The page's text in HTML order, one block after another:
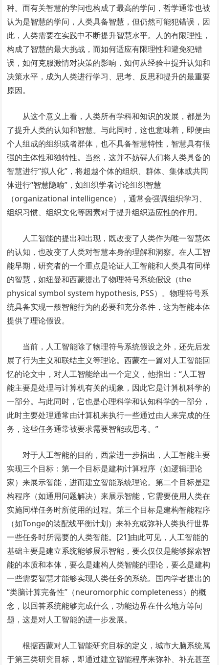
种。而有关智慧的学问也构成了最高的学问，哲学通常也被
认为是智慧的学问，人类具备智慧，但仍然可能犯错误，因
此，人类需要在实践中不断提升智慧水平。人的有限理性，
构成了智慧的最大挑战，而如何适应有限理性和避免犯错
误，如何克服激情对决策的影响，如何从经验中提升认知和
决策水平，成为人类进行学习、思考、反思和提升的最重要
原因。
从这个意义上看，人类所有学科和知识的发展，都是为
了提升人类的认知和智慧。与此同时，这也意味着，即便由
个人组成的组织或者群体，也不具备智慧特性，智慧具有很
强的主体性和独特性。当然，这并不妨碍人们将人类具备的
智慧进行“拟人化”，将超越个体的组织、群体、集体或共同
体进行“智慧隐喻”，如组织学者讨论组织智慧
（organizational intelligence），通常会强调组织学习、
组织习惯、组织文化等因素对于提升组织适应性的作用。
人工智能的提出和出现，既改变了人类作为唯一智慧体
的认知，也改变了人类对智慧本身的理解和洞察。在人工智
能早期，研究者的一个重点是论证人工智能和人类具有同样
的智慧，如纽曼和西蒙提出了物理符号系统假设（the
physical symbol system hypothesis, PSS）。物理符号系
统具备实现一般智能行为的必要和充分条件，这为智能本体
提供了理论假设。
当前，人工智能除了物理符号系统假设之外，还先后发
展了行为主义和联结主义等理论。西蒙在一篇对人工智能回
忆的论文中，对人工智能给出一个定义，他指出：“人工智
能主要是处理与计算机有关的现象，因此它是计算机科学的
一部分。与此同时，它也是心理科学和认知科学的一部分，
此时主要处理通常由计算机来执行一些通过由人来完成的任
务，这些任务通常被要求需要智能或思考。”
对于人工智能的目的，西蒙进一步指出，人工智能主要
实现三个目标：第一个目标是建构计算程序（如逻辑理论
家）来展示智能，进而建立智能系统理论。第二个目标是建
构程序（如通用问题解决）来展示智能，它需要使用人类在
实施同样任务时所使用的过程。第三个目标是建构智能程序
（如Tonge的装配线平衡计划）来补充或弥补人类执行世界
一些任务时所需要的人类智能。[21]由此可见，人工智能的
基础主要是建立系统能够展示智能，要么仅仅是能够探索智
能的本质和本体，要么是建构人类智能的理论，要么是建构
一些需要智慧才能够实现人类任务的系统。国内学者提出的
“类脑计算完备性”（neuromorphic completeness）的概
念，以回答系统能够完成什么，功能边界在什么地方等问
题，这是对人工智能的进一步发展。
根据西蒙对人工智能研究目标的定义，城市大脑系统属
于第三类研究目标，即通过建立智能程序来弥补、补充甚至